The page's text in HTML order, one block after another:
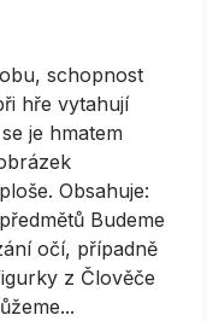
schopnost
hře vytahují
je hmatem
Obsahuje:
Budeme
očí, případně
z Člověče